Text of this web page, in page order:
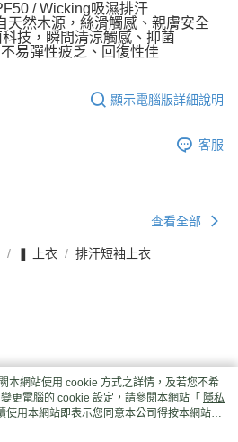
/ Wicking吸濕排汗
天然木源，絲滑觸感、親膚安全
技，瞬間清涼觸感、抑菌
易彈性疲乏、回復性佳
顯示電腦版詳細說明
客服
查看全部
❚ 上衣 排汗短袖上衣
本網站使用 cookie 方式之詳情，及若您不希
更電腦的 cookie 設定，請參閱本網站「 隱私
使用本網站即表示您同意本公司得按本網站使